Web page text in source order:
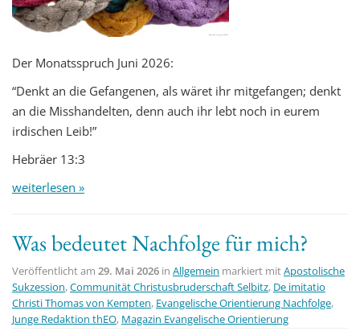
Der Monatsspruch Juni 2026:
“Denkt an die Gefangenen, als wäret ihr mitgefangen; denkt
an die Misshandelten, denn auch ihr lebt noch in eurem
irdischen Leib!”
Hebräer 13:3
weiterlesen »
Was bedeutet Nachfolge für mich?
Veröffentlicht am 29. Mai 2026 in Allgemein markiert mitApostolische
Sukzession,Communität Christusbruderschaft Selbitz, De imitatio
Christi Thomas von Kempten, Evangelische Orientierung Nachfolge,
Junge Redaktion thEO, Magazin Evangelische Orientierung